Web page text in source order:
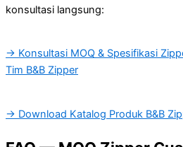
konsultasi langsung:
→ Konsultasi MOQ & Spesifikasi
Tim B&B Zipper
→ Download Katalog Produk B&B